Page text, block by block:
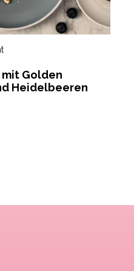
Golden
Heidelbeeren